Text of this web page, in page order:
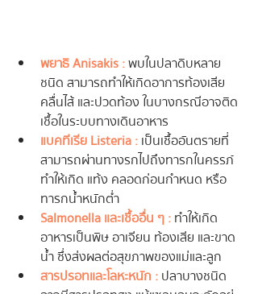
พยาธิ Anisakis : พบในปลาดิบหลาย
ชนิด สามารถทำให้เกิดอาการท้องเสีย
คลื่นไส้ และปวดท้อง ในบางกรณีอาจติด
เชื้อในระบบทางเดินอาหาร
แบคทีเรีย Listeria : เป็นเชื้ออันตรายที่
สามารถผ่านทางรกไปถึงทารกในครรภ์
ทำให้เกิด แท้ง คลอดก่อนกำหนด หรือ
ทารกน้ำหนักต่ำ
Salmonella และเชื้ออื่น ๆ  : ทำให้เกิด
อาหารเป็นพิษ อาเจียน ท้องเสีย และขาด
น้ำ ซึ่งส่งผลต่อสุขภาพของแม่และลูก
สารปรอทและโลหะหนัก  : ปลาบางชนิด